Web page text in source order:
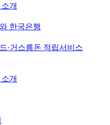
개
한국은행
·거스름돈 적립서비스
개